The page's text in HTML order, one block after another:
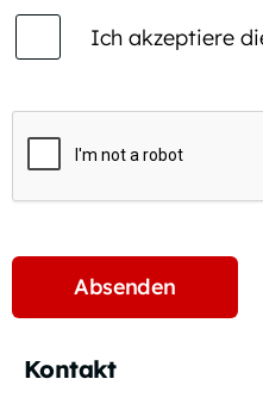
Ich akzeptiere
Kontakt